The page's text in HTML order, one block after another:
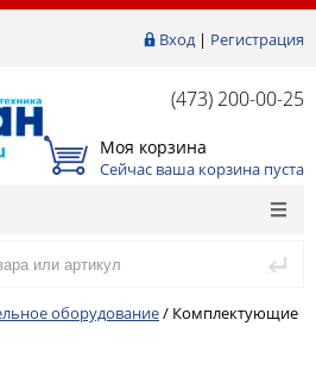
Вход| Регистрация
(473) 200-00-25
Моя корзина
Сейчас ваша корзина пуста
оборудование/ Комплектующие